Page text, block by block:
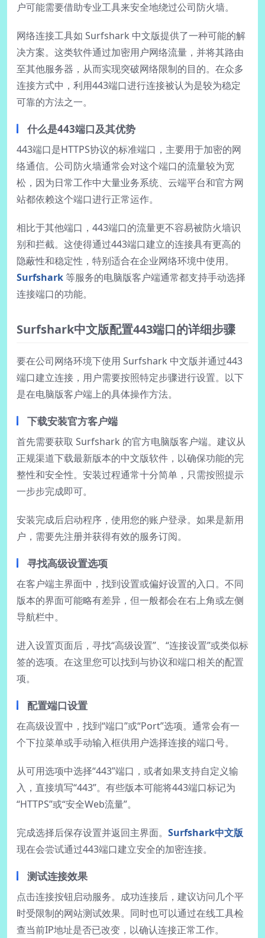
户可能需要借助专业工具来安全地绕过公司防火墙。
网络连接工具如 Surfshark 中文版提供了一种可能的解
决方案。这类软件通过加密用户网络流量，并将其路由
至其他服务器，从而实现突破网络限制的目的。在众多
连接方式中，利用443端口进行连接被认为是较为稳定
可靠的方法之一。
什么是443端口及其优势
443端口是HTTPS协议的标准端口，主要用于加密的网
络通信。公司防火墙通常会对这个端口的流量较为宽
松，因为日常工作中大量业务系统、云端平台和官方网
站都依赖这个端口进行正常运作。
相比于其他端口，443端口的流量更不容易被防火墙识
别和拦截。这使得通过443端口建立的连接具有更高的
隐蔽性和稳定性，特别适合在企业网络环境中使用。
Surfshark 等服务的电脑版客户端通常都支持手动选择
连接端口的功能。
Surfshark中文版配置443端口的详细步骤
要在公司网络环境下使用 Surfshark 中文版并通过443
端口建立连接，用户需要按照特定步骤进行设置。以下
是在电脑版客户端上的具体操作方法。
下载安装官方客户端
首先需要获取 Surfshark 的官方电脑版客户端。建议从
正规渠道下载最新版本的中文版软件，以确保功能的完
整性和安全性。安装过程通常十分简单，只需按照提示
一步步完成即可。
安装完成后启动程序，使用您的账户登录。如果是新用
户，需要先注册并获得有效的服务订阅。
寻找高级设置选项
在客户端主界面中，找到设置或偏好设置的入口。不同
版本的界面可能略有差异，但一般都会在右上角或左侧
导航栏中。
进入设置页面后，寻找“高级设置”、“连接设置”或类似标
签的选项。在这里您可以找到与协议和端口相关的配置
项。
配置端口设置
在高级设置中，找到“端口”或“Port”选项。通常会有一
个下拉菜单或手动输入框供用户选择连接的端口号。
从可用选项中选择“443”端口，或者如果支持自定义输
入，直接填写“443”。有些版本可能将443端口标记为
“HTTPS”或“安全Web流量”。
完成选择后保存设置并返回主界面。 Surfshark中文版
现在会尝试通过443端口建立安全的加密连接。
测试连接效果
点击连接按钮启动服务。成功连接后，建议访问几个平
时受限制的网站测试效果。同时也可以通过在线工具检
查当前IP地址是否已改变，以确认连接正常工作。